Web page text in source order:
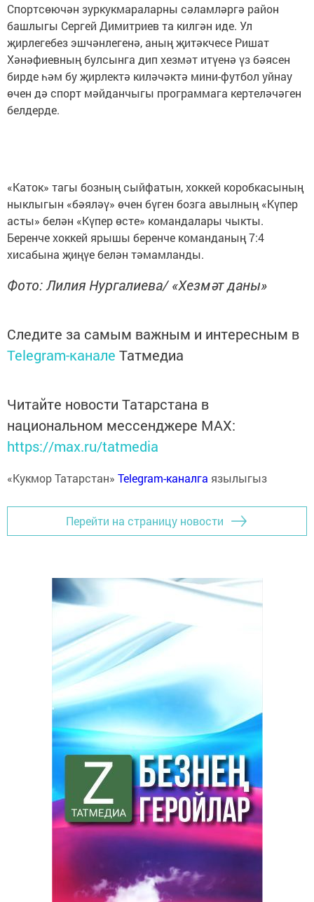
Спортсөючән зуркукмараларны сәламләргә район
башлыгы Сергей Димитриев та килгән иде. Ул
җирлегебез эшчәнлегенә, аның җитәкчесе Ришат
Хәнәфиевның булсынга дип хезмәт итүенә үз бәясен
бирде һәм бу җирлектә киләчәктә мини-футбол уйнау
өчен дә спорт мәйданчыгы программага кертеләчәген
белдерде.
«Каток» тагы бозның сыйфатын, хоккей коробкасының
ныклыгын «бәяләү» өчен бүген бозга авылның «Күпер
асты» белән «Күпер өсте» командалары чыкты.
Беренче хоккей ярышы беренче команданың 7:4
хисабына җиңүе белән тәмамланды.
Фото: Лилия Нургалиева/ «Хезмәт даны»
Следите за самым важным и интересным в
Telegram-канале Татмедиа
Читайте новости Татарстана в
национальном мессенджере MАХ:
https://max.ru/tatmedia
«Кукмор Татарстан» Telegram-каналга язылыгыз
Перейти на страницу новости